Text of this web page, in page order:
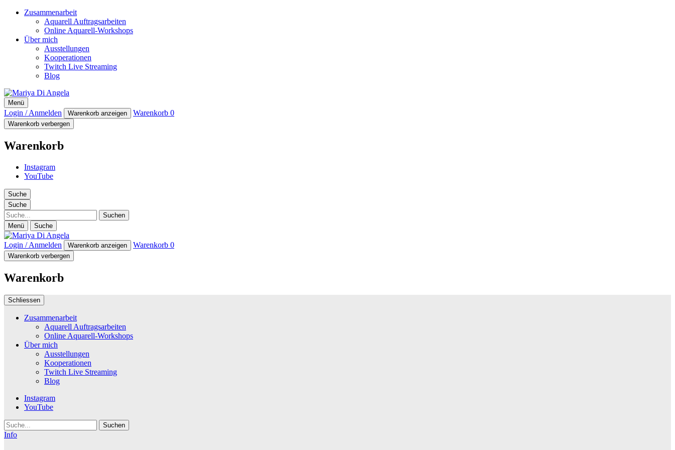
Zusammenarbeit
Aquarell Auftragsarbeiten
Online Aquarell-Workshops
Über mich
Ausstellungen
Kooperationen
Twitch Live Streaming
Blog
Mariya Di Angela
Artist
Menü
Login / Anmelden Warenkorb anzeigen Warenkorb 0
Warenkorb verbergen
Warenkorb
Instagram
YouTube
Suche
Suche
Suche
Menü Suche
Login / Anmelden Warenkorb anzeigen Warenkorb 0
Warenkorb verbergen
Warenkorb
Schliessen
Zusammenarbeit
Aquarell Auftragsarbeiten
Online Aquarell-Workshops
Über mich
Ausstellungen
Kooperationen
Twitch Live Streaming
Blog
Instagram
YouTube
Suche
Info